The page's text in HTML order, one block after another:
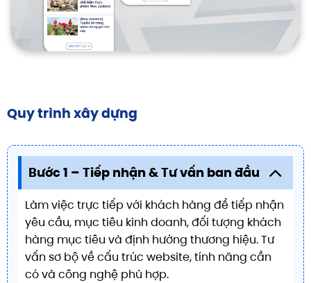
Quy trình xây dựng
Bước 1 – Tiếp nhận & Tư vấn ban đầu
Làm việc trực tiếp với khách hàng để tiếp nhận
yêu cầu, mục tiêu kinh doanh, đối tượng khách
hàng mục tiêu và định hướng thương hiệu. Tư
vấn sơ bộ về cấu trúc website, tính năng cần
có và công nghệ phù hợp.